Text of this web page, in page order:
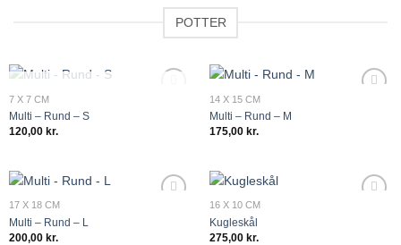
POTTER
KOMMER SNART
7 X 7 CM
Multi – Rund – S
120,00 kr.
14 X 15 CM
Multi – Rund – M
175,00 kr.
17 X 18 CM
Multi – Rund – L
200,00 kr.
16 X 10 CM
Kugleskål
275,00 kr.